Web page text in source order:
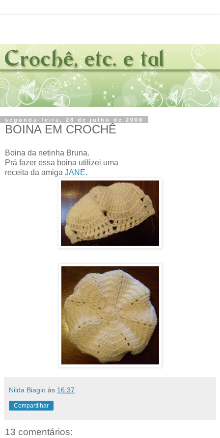
segunda-feira, 28 de julho de 2008
BOINA EM CROCHÊ
Boina da netinha Bruna.
Prá fazer essa boina utilizei uma
receita da amiga JANE.
Nilda Biagio às 16:37
Compartilhar
13 comentários: